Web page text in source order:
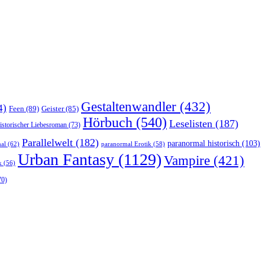
Feen (89) Geister(85) Gestaltenwandler (432)
Liebesroman (73) Hörbuch (540) Leselisten (187)
(62) Parallelwelt (182) paranormal Erotik (58) paranormal historisch (103)
(56) Urban Fantasy (1129) Vampire (421)